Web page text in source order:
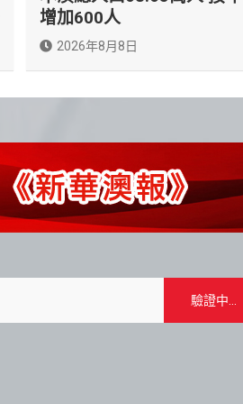
增加600人
2026年8月8日